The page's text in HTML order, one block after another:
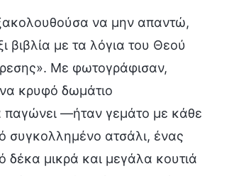
να μην απαντώ,
βιβλία με τα λόγια του Θεού
Με φωτογράφισαν,
κρυφό δωμάτιο
παγώνει —ήταν γεμάτο με κάθε
συγκολλημένο ατσάλι, ένας
δέκα μικρά και μεγάλα κουτιά